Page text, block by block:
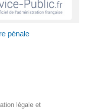
pénale
légale et